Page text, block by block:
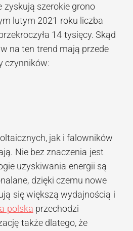
zyskują szerokie grono
lutym 2021 roku liczba
14 tysięcy. Skąd
na ten trend mają przede
czynników:
jak i falowników
Nie bez znaczenia jest
uzyskiwania energii są
dzięki czemu nowe
się większą wydajnością i
polska przechodzi
także dlatego, że